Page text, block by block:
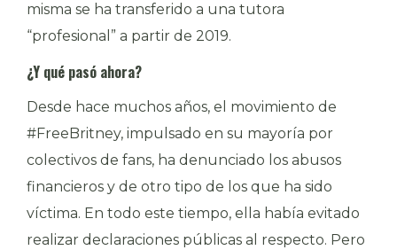
misma se ha transferido a una tutora
“profesional” a partir de 2019.
¿Y qué pasó ahora?
Desde hace muchos años, el movimiento de
#FreeBritney, impulsado en su mayoría por
colectivos de fans, ha denunciado los abusos
financieros y de otro tipo de los que ha sido
víctima. En todo este tiempo, ella había evitado
realizar declaraciones públicas al respecto. Pero